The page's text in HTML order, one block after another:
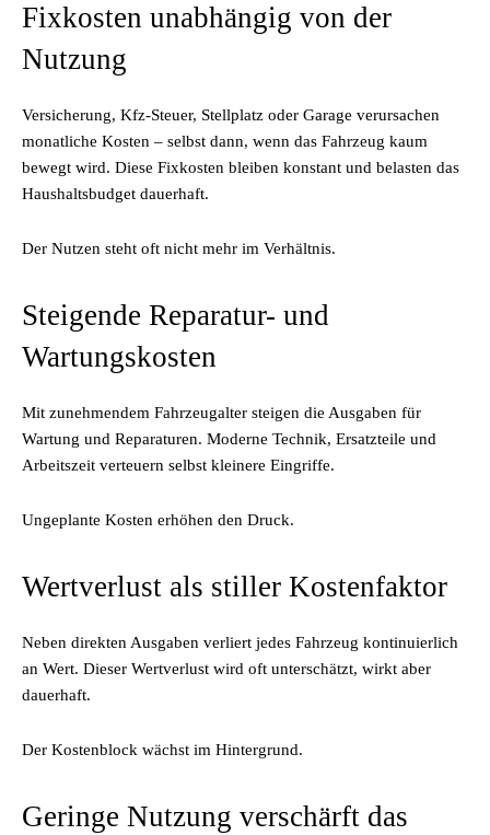
Fixkosten unabhängig von der
Nutzung
Versicherung, Kfz-Steuer, Stellplatz oder Garage verursachen
monatliche Kosten – selbst dann, wenn das Fahrzeug kaum
bewegt wird. Diese Fixkosten bleiben konstant und belasten das
Haushaltsbudget dauerhaft.
Der Nutzen steht oft nicht mehr im Verhältnis.
Steigende Reparatur- und
Wartungskosten
Mit zunehmendem Fahrzeugalter steigen die Ausgaben für
Wartung und Reparaturen. Moderne Technik, Ersatzteile und
Arbeitszeit verteuern selbst kleinere Eingriffe.
Ungeplante Kosten erhöhen den Druck.
Wertverlust als stiller Kostenfaktor
Neben direkten Ausgaben verliert jedes Fahrzeug kontinuierlich
an Wert. Dieser Wertverlust wird oft unterschätzt, wirkt aber
dauerhaft.
Der Kostenblock wächst im Hintergrund.
Geringe Nutzung verschärft das